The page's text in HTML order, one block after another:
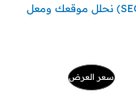
استشارة الظهور في الصفحة الأولى بجوجل (SEO) نحلل موقعك ومعل
سعر العرضمنتج